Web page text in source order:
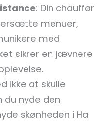
: Din chauffør
menuer,
med
sikrer en jævnere
ikke at skulle
du nyde den
skønheden i Ha